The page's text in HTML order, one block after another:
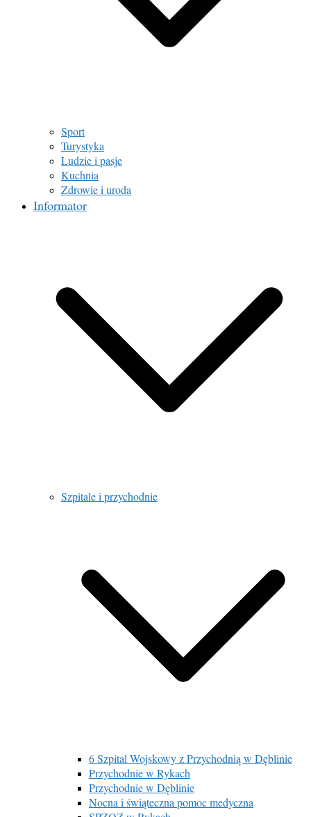
Sport
Turystyka
Ludzie i pasje
Kuchnia
Zdrowie i uroda
Informator
Szpitale i przychodnie
6 Szpital Wojskowy z Przychodnią w Dęblinie
Przychodnie w Rykach
Przychodnie w Dęblinie
Nocna i świąteczna pomoc medyczna